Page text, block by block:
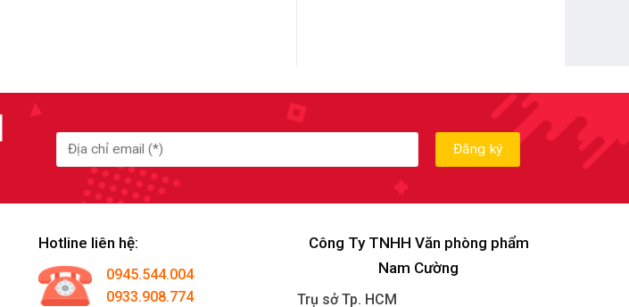
Hotline liên hệ:
0945.544.004
0933.908.774
Công Ty TNHH Văn phòng phẩm
Nam Cường
Trụ sở Tp. HCM